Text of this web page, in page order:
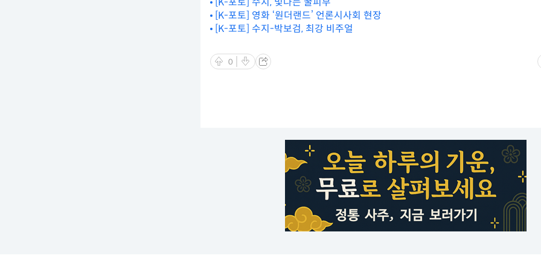
[K-포토] 영화 ‘원더랜드’ 언론시사회 현장
[K-포토] 수지-박보검, 최강 비주얼
0